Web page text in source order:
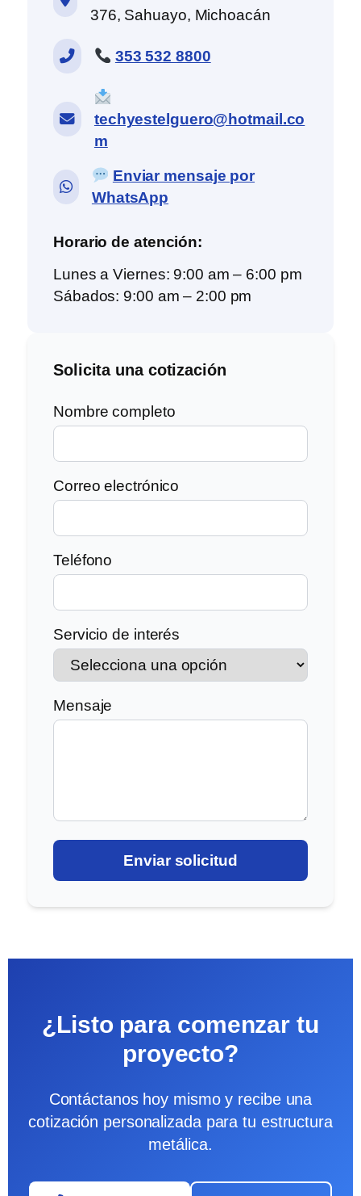
376, Sahuayo, Michoacán
353 532 8800
techyestelguero@hotmail.co
m
Enviar mensaje por
WhatsApp
Horario de atención:
Lunes a Viernes: 9:00 am – 6:00 pm
Sábados: 9:00 am – 2:00 pm
Solicita una cotización
Nombre completo
Correo electrónico
Teléfono
Servicio de interés
Mensaje
Enviar solicitud
¿Listo para comenzar tu
proyecto?
Contáctanos hoy mismo y recibe una
cotización personalizada para tu estructura
metálica.